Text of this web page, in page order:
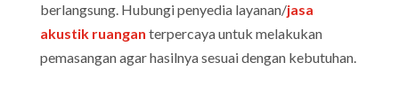
berlangsung. Hubungi penyedia layanan/jasa
akustik ruangan terpercaya untuk melakukan
pemasangan agar hasilnya sesuai dengan kebutuhan.